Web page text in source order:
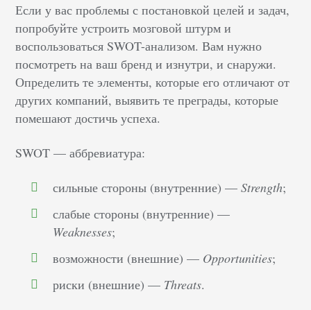
Если у вас проблемы с постановкой целей и задач,
попробуйте устроить мозговой штурм и
воспользоваться SWOT-анализом. Вам нужно
посмотреть на ваш бренд и изнутри, и снаружи.
Определить те элементы, которые его отличают от
других компаний, выявить те преграды, которые
помешают достичь успеха.
SWOT — аббревиатура:
сильные стороны (внутренние) —Strength;
слабые стороны (внутренние) —
Weaknesses;
возможности (внешние) — Opportunities;
риски (внешние) — Threats.